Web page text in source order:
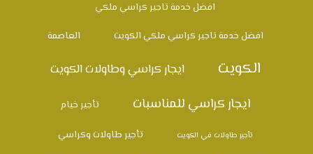
افضل خدمة تاجير كراسي ملكي
افضل خدمة تاجير كراسي ملكي الكويت العاصمة
الكويت ايجار كراسي وطاولات الكويت
ايجار كراسي للمناسبات تأجير خيام
تأجير طاولات في الكويت تأجير طاولات وكراسي